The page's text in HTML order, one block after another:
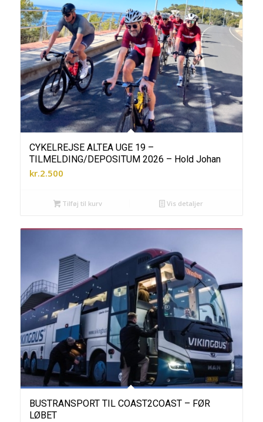
CYKELREJSE ALTEA UGE 19 –
TILMELDING/DEPOSITUM 2026 – Hold Johan
kr.2.500
Tilføj til kurv Vis detaljer
BUSTRANSPORT TIL COAST2COAST – FØR
LØBET